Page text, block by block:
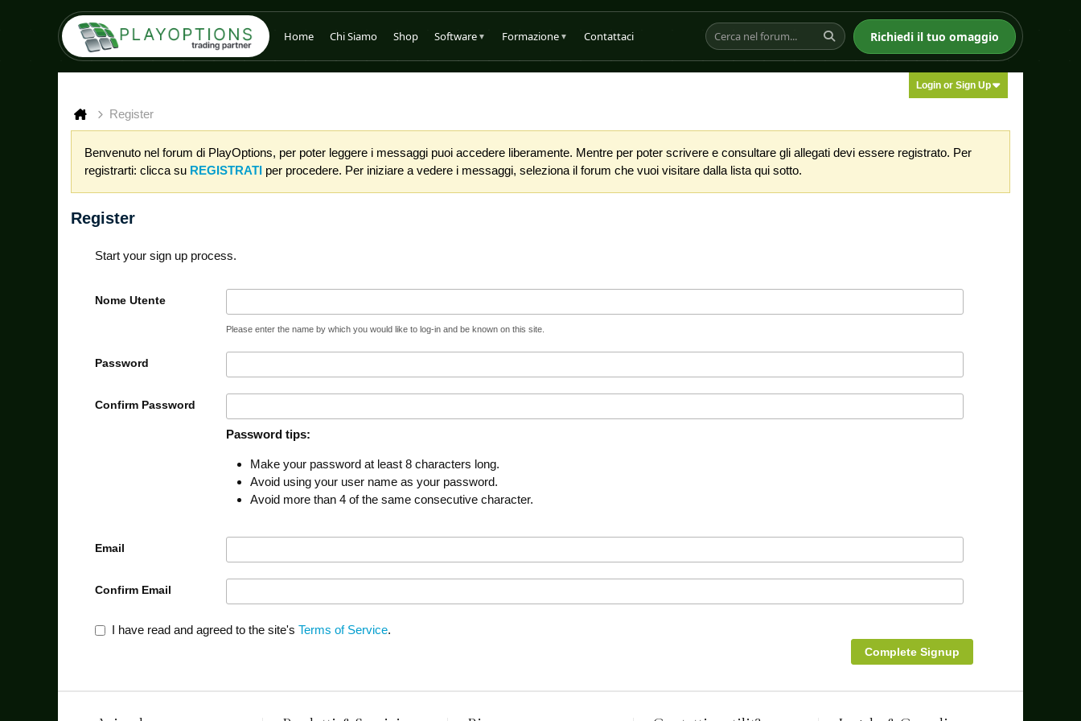
Home Chi Siamo Shop Software ▼ Formazione ▼ Contattaci Richiedi il tuo omaggio
Login or Sign Up
Register
Benvenuto nel forum di PlayOptions, per poter leggere i messaggi puoi accedere liberamente. Mentre per poter scrivere e consultare gli allegati devi essere registrato. Per
registrarti: clicca su REGISTRATI per procedere. Per iniziare a vedere i messaggi, seleziona il forum che vuoi visitare dalla lista qui sotto.
Register
Start your sign up process.
Nome Utente
Please enter the name by which you would like to log-in and be known on this site.
Password
Confirm Password
Password tips:
Make your password at least 8 characters long.
Avoid using your user name as your password.
Avoid more than 4 of the same consecutive character.
Email
Confirm Email
I have read and agreed to the site's Terms of Service.
Complete Signup